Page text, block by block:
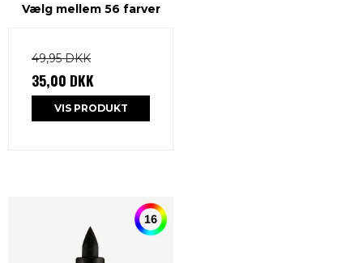
Vælg mellem 56 farver
49,95 DKK
35,00 DKK
VIS PRODUKT